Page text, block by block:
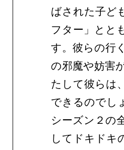
ばされた子ど
フター」とと
す。彼らの行
の邪魔や妨害
たして彼らは
できるのでし
シーズン２の
してドキドキ